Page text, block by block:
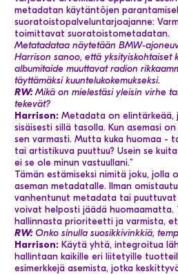
metadatan käytäntöjen
suoratoistopalveluntarjoajanne:
toimittavat suoratoistometadatan.
Metatadataa näytetään BMW-
Harrison sanoo, että yksityiskohtaiset
albumitaide muuttavat radion
täyttämäksi kuuntelukokemukseksi.
RW:Mikä on mielestäsi yleisin virhe
tekevät?
Harrison: Metadata on elintärkeää,
sisäisesti sillä tasolla. Kun asemasi
sen varmasti. Mutta kuka huomaa -
tai artistikuva puuttuu? Usein se
ei se ole minun vastuullani.”
Tämän estämiseksi nimitä joku, jolla
aseman metadatalle. Ilman
vanhentunut metadata tai
voivat helposti jäädä huomaamatta.
hallinnasta prioriteetti ja varmista,
RW:Onko sinulla suosikkivinkkiä,
Harrison: Käytä yhtä, integroitua
hallintaan kaikille eri liitetyille
esimerkkejä asemista, jotka